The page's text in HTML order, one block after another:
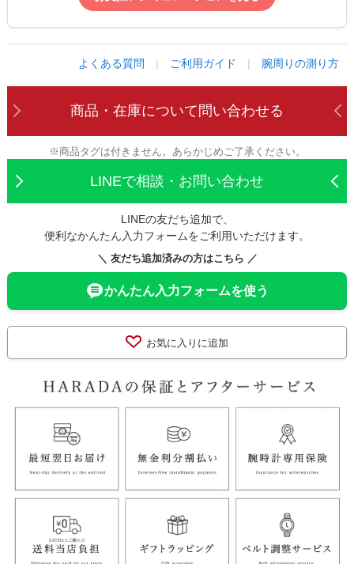
よくある質問 | ご利用ガイド | 腕周りの測り方
商品・在庫について 問い合わせる
※商品タグは付きません。あらかじめご了承ください。
LINEで相談・お問い合わせ
LINEの友だち追加で、
便利なかんたん入力フォームをご利用いただけます。
＼ 友だち追加済みの方はこちら ／
かんたん入力フォームを使う
お気に入りに追加